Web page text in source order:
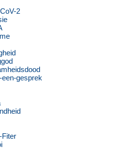
2
een-gesprek
Fiter